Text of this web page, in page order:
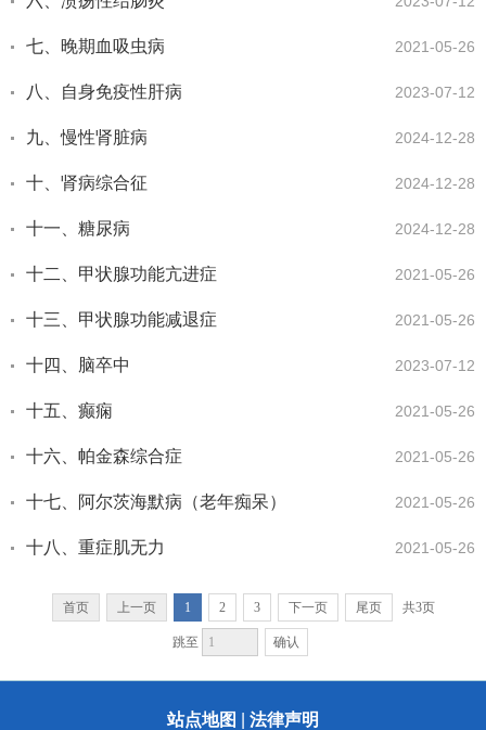
七、晚期血吸虫病 2021-05-26
八、自身免疫性肝病 2023-07-12
九、慢性肾脏病 2024-12-28
十、肾病综合征 2024-12-28
十一、糖尿病 2024-12-28
十二、甲状腺功能亢进症 2021-05-26
十三、甲状腺功能减退症 2021-05-26
十四、脑卒中 2023-07-12
十五、癫痫 2021-05-26
十六、帕金森综合症 2021-05-26
十七、阿尔茨海默病（老年痴呆） 2021-05-26
十八、重症肌无力 2021-05-26
首页 上一页 1 2 3 下一页 尾页 共3页
跳至 确认
站点地图 法律声明